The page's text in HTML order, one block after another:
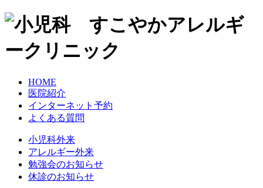
HOME
医院紹介
インターネット予約
よくある質問
小児科外来
アレルギー外来
勉強会のお知らせ
休診のお知らせ